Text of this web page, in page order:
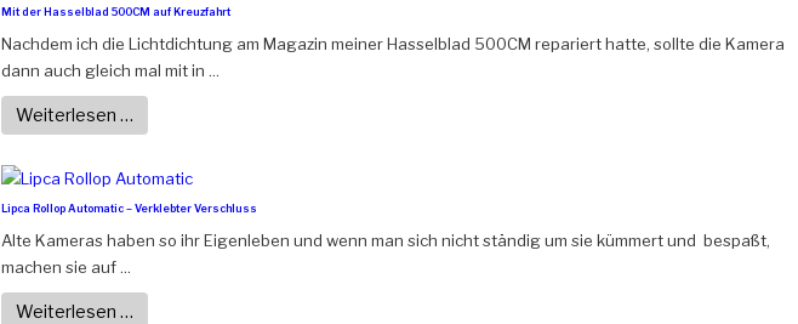
Mit der Hasselblad 500CM auf Kreuzfahrt
Nachdem ich die Lichtdichtung am Magazin meiner Hasselblad 500CM repariert hatte, sollte die Kamera
dann auch gleich mal mit in ...
Weiterlesen …
Lipca Rollop Automatic – Verklebter Verschluss
Alte Kameras haben so ihr Eigenleben und wenn man sich nicht ständig um sie kümmert und bespaßt,
machen sie auf ...
Weiterlesen …